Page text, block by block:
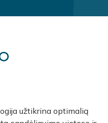
užtikrina optimalią